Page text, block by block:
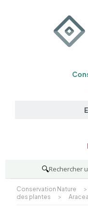
🔍Rechercher
Conservation Nature >
des plantes
>